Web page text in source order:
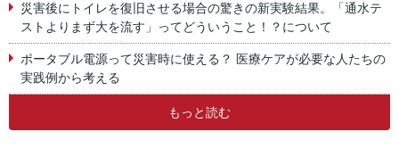
災害後にトイレを復旧させる場合の驚きの新実験結果。「通水テ
ストよりまず大を流す」ってどういうこと！？について
ポータブル電源って災害時に使える？ 医療ケアが必要な人たちの
実践例から考える
もっと読む